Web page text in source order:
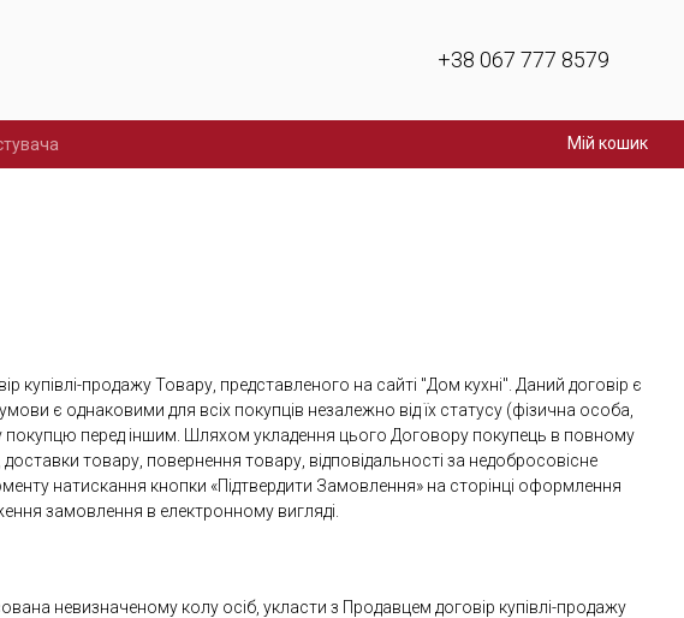
+38 067 777 8579
Мій кошик
купівлі-продажу Товару, представленого на сайті "Дом кухні". Даний договір є
є однаковими для всіх покупців незалежно від їх статусу (фізична особа,
перед іншим. Шляхом укладення цього Договору покупець в повному
товару, повернення товару, відповідальності за недобросовісне
натискання кнопки «Підтвердити Замовлення» на сторінці оформлення
замовлення в електронному вигляді.
невизначеному колу осіб, укласти з Продавцем договір купівлі-продажу